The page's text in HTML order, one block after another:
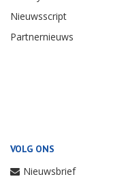
Nieuwsscript
Partnernieuws
VOLG ONS
Nieuwsbrief